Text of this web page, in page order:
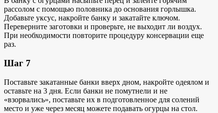
рассолом с помощью половника до основания горлышка.
Добавьте уксус, накройте банку и закатайте ключом.
Переверните заготовки и проверьте, не выходит ли воздух.
При необходимости повторите процедуру консервации еще
раз.
Шаг 7
Поставьте закатанные банки вверх дном, накройте одеялом и
оставьте на 3 дня. Если банки не помутнели и не
«взорвались», поставьте их в подготовленное для солений
место и уже через месяц можете подавать огурцы на стол.